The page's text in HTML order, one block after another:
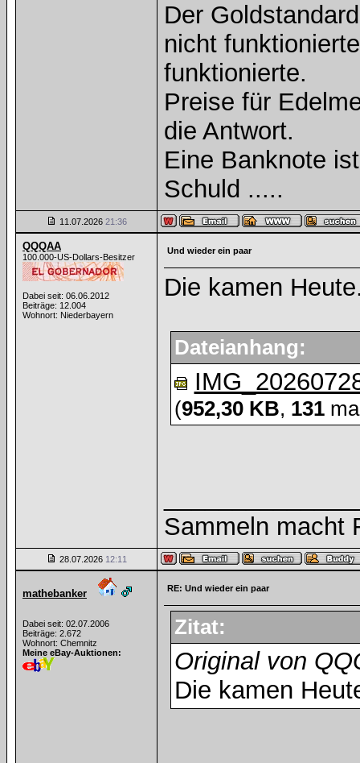
Der
nicht
funktionierte.
Preise für
die Antwort.
Eine Banknote
Schuld .....
11.07.2026 21:36
QQQAA
100.000-US-Dollars-Besitzer
Dabei seit: 06.06.2012
Beiträge: 12.004
Wohnort: Niederbayern
Und wieder ein paar
Die kamen
Dateianhang:
(952,30 KB, 131
Sammeln macht
28.07.2026 12:11
mathebanker
Dabei seit: 02.07.2006
Beiträge: 2.672
Wohnort: Chemnitz
Meine eBay-Auktionen:
RE: Und wieder ein paar
Zitat:
Original von
Die kamen